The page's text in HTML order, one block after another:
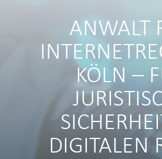
ANWALT
KÖLN –
DIGITALEN